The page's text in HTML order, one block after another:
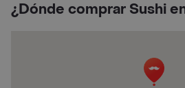
¿Dónde comprar Sushi